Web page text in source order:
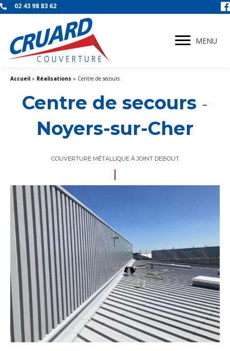
02 43 98 83 62
MENU
Accueil » Réalisations » Centre de secours
Centre de secours -
Noyers-sur-Cher
COUVERTURE MÉTALLIQUE À JOINT DEBOUT